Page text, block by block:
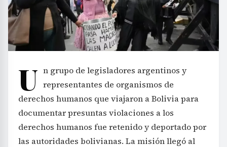
U n grupo de legisladores argentinos y
representantes de organismos de
derechos humanos que viajaron a Bolivia para
documentar presuntas violaciones a los
derechos humanos fue retenido y deportado por
las autoridades bolivianas. La misión llegó al